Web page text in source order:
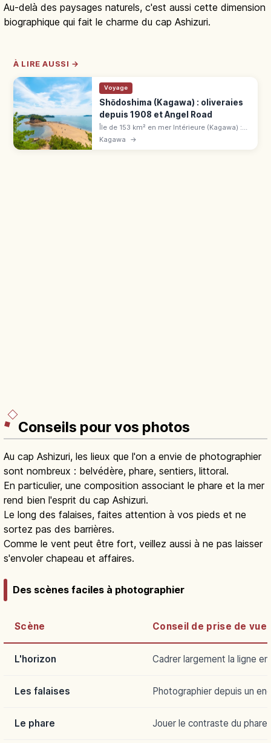
Au-delà des paysages naturels, c'est aussi cette dimension
biographique qui fait le charme du cap Ashizuri.
À LIRE AUSSI →
Voyage
Shōdoshima (Kagawa) : oliveraies
depuis 1908 et Angel Road
Île de 153 km² en mer Intérieure (Kagawa) :
oliveraies depuis 1908, décor de « Vingt-
quatre prunelles ». Angel Road à marée
Kagawa →
Conseils pour vos photos
Au cap Ashizuri, les lieux que l'on a envie de photographier
sont nombreux : belvédère, phare, sentiers, littoral.
En particulier, une composition associant le phare et la mer
rend bien l'esprit du cap Ashizuri.
Le long des falaises, faites attention à vos pieds et ne
sortez pas des barrières.
Comme le vent peut être fort, veillez aussi à ne pas laisser
s'envoler chapeau et affaires.
Des scènes faciles à photographier
Scène Conseil de prise de vue
L'horizon Cadrer largement la ligne
Les falaises Photographier depuis un
Le phare Jouer le contraste du